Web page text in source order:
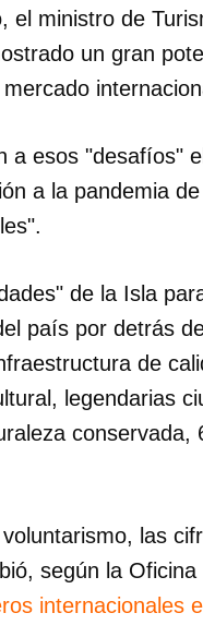
el ministro de
un gran
a esos "desafíos"
a la pandemia
de la Isla
país por detrás
de
legendarias
las
según la
internacionales